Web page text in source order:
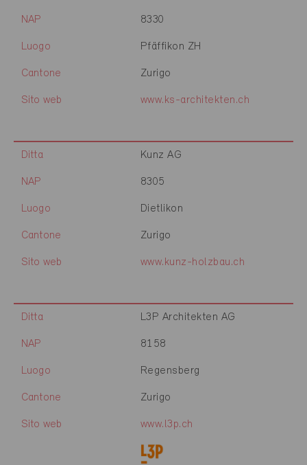
NAP 8330
Luogo Pfäffikon ZH
Cantone Zurigo
Sito web www.ks-architekten.ch
Ditta Kunz AG
NAP 8305
Luogo Dietlikon
Cantone Zurigo
Sito web www.kunz-holzbau.ch
Ditta L3P Architekten AG
NAP 8158
Luogo Regensberg
Cantone Zurigo
Sito web www.l3p.ch